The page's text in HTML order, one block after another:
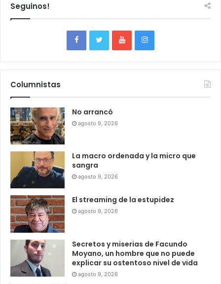
Seguinos!
Columnistas
No arrancó
agosto 9, 2026
La macro ordenada y la micro que
sangra
agosto 9, 2026
El streaming de la estupidez
agosto 9, 2026
Secretos y miserias de Facundo
Moyano, un hombre que no puede
explicar su ostentoso nivel de vida
agosto 9, 2026